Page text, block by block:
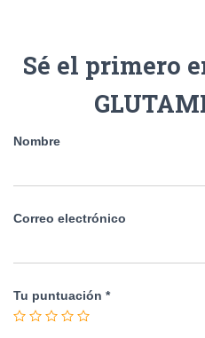
Sé el primero
Nombre
Correo electrónico
Tu puntuación *